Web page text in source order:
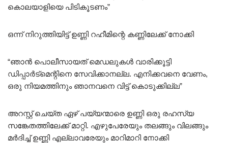
കൊലയാളിയെ പിടികൂടണം”
ഒന്ന് നിറുത്തിയിട്ട് ഉണ്ണി റഹീമിന്റെ കണ്ണിലേക്ക് നോക്കി
“ഞാൻ പൊലീസായത് മെഡലുകൾ വാരിക്കൂട്ടി
ഡിപ്പാർട്മെന്റിനെ സേവിക്കാനല്ല. എനിക്കവനെ വേണം,
ഒരു നിയമത്തിനും ഞാനവനെ വിട്ട് കൊടുക്കില്ല”
അറസ്റ്റ് ചെയ്ത ഏഴ് പയ്യന്മാരെ ഉണ്ണി ഒരു രഹസ്യ
സങ്കേതത്തിലേക്ക് മാറ്റി. എഴുപേരേയും തലങ്ങും വിലങ്ങും
മർദിച്ച് ഉണ്ണി എല്ലാവരേയും മാറിമാറി നോക്കി